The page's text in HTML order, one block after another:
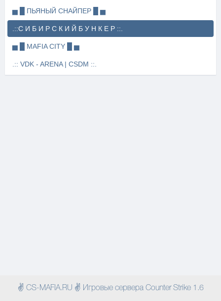
▅ █ ПЬЯНЫЙ СНАЙПЕР █ ▅
.::С И Б И Р С К И Й Б У Н К Е Р ::.
▅ █ MAFIA CITY █ ▅
.:: VDK - ARENA | CSDM ::.
✌ CS-MAFIA.RU ✌ Игровые сервера Counter Strike 1.6